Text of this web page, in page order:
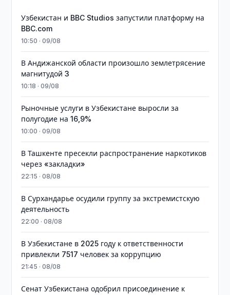
Узбекистан и BBC Studios запустили платформу на
BBC.com
10:50 · 09/08
В Андижанской области произошло землетрясение
магнитудой 3
10:18 · 09/08
Рыночные услуги в Узбекистане выросли за
полугодие на 16,9%
10:00 · 09/08
В Ташкенте пресекли распространение наркотиков
через «закладки»
22:15 · 08/08
В Сурхандарье осудили группу за экстремистскую
деятельность
22:00 · 08/08
В Узбекистане в 2025 году к ответственности
привлекли 7517 человек за коррупцию
21:45 · 08/08
Сенат Узбекистана одобрил присоединение к